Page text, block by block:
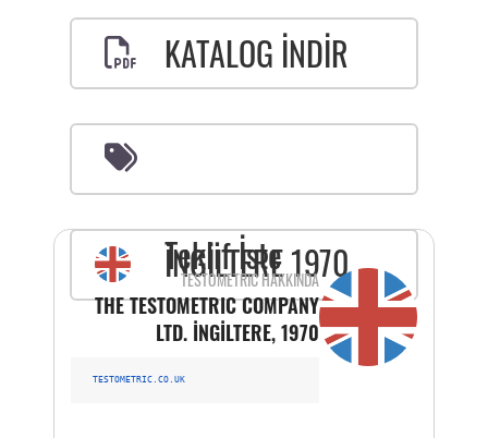
KATALOG İNDİR
Teklif İste
İNGİLTERE 1970
TESTOMETRIC HAKKINDA
THE TESTOMETRIC COMPANY
LTD. İNGİLTERE, 1970
TESTOMETRIC.CO.UK